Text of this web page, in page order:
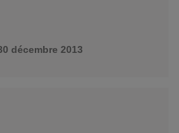
décembre 2013